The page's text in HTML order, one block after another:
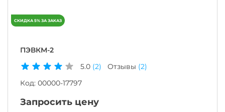
ПЭВКМ-2
5.0 (2) Отзывы (2)
Код: 00000-17797
Запросить цену